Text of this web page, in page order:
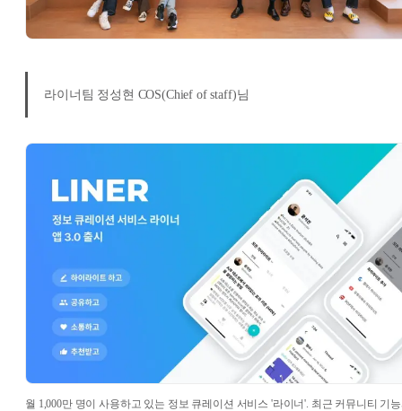
라이너팀 정성현 COS(Chief of staff)님
월 1,000만 명이 사용하고 있는 정보 큐레이션 서비스 '라이너'. 최근 커뮤니티 기